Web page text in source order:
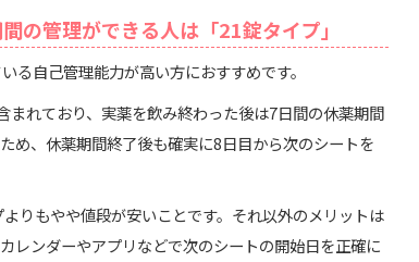
の管理ができる人は「21錠タイプ」
る自己管理能力が高い方におすすめです。
れており、実薬を飲み終わった後は7日間の休薬期間
め、休薬期間終了後も確実に8日目から次のシートを
りもやや値段が安いことです。それ以外のメリットは
レンダーやアプリなどで次のシートの開始日を正確に